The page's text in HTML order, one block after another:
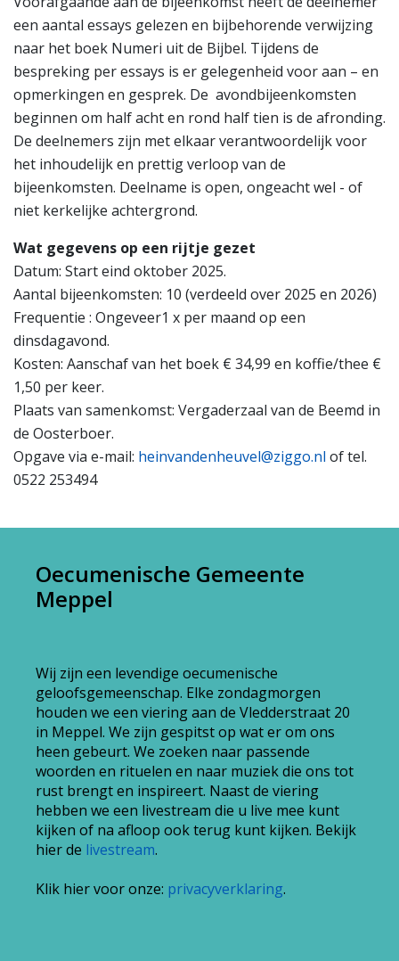
een aantal essays gelezen en bijbehorende verwijzing
naar het boek Numeri uit de Bijbel. Tijdens de
bespreking per essays is er gelegenheid voor aan – en
opmerkingen en gesprek. De avondbijeenkomsten
beginnen om half acht en rond half tien is de afronding.
De deelnemers zijn met elkaar verantwoordelijk voor
het inhoudelijk en prettig verloop van de
bijeenkomsten. Deelname is open, ongeacht wel - of
niet kerkelijke achtergrond.
Wat gegevens op een rijtje gezet
Datum: Start eind oktober 2025.
Aantal bijeenkomsten: 10 (verdeeld over 2025 en 2026)
Frequentie : Ongeveer1 x per maand op een
dinsdagavond.
Kosten: Aanschaf van het boek € 34,99 en koffie/thee €
1,50 per keer.
Plaats van samenkomst: Vergaderzaal van de Beemd in
de Oosterboer.
Opgave via e-mail: heinvandenheuvel@ziggo.nl of tel.
0522 253494
Oecumenische Gemeente
Meppel
Wij zijn een levendige oecumenische
geloofsgemeenschap. Elke zondagmorgen
houden we een viering aan de Vledderstraat 20
in Meppel. We zijn gespitst op wat er om ons
heen gebeurt. We zoeken naar passende
woorden en rituelen en naar muziek die ons tot
rust brengt en inspireert. Naast de viering
hebben we een livestream die u live mee kunt
kijken of na afloop ook terug kunt kijken. Bekijk
hier de livestream.
Klik hier voor onze: privacyverklaring.